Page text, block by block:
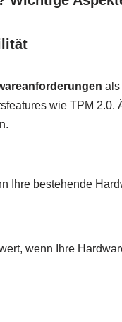
als
wie TPM
Ihre bestehende
wenn Ihre